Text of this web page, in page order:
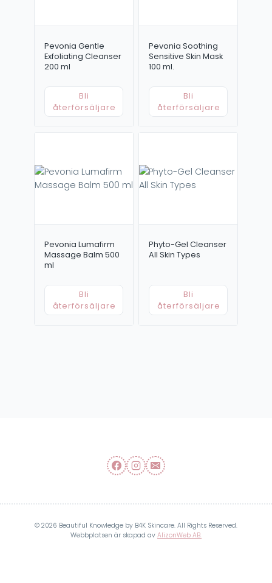
Pevonia Gentle
Exfoliating Cleanser
200 ml
Bli
återförsäljare
Pevonia Soothing
Sensitive Skin Mask
100 ml.
Bli
återförsäljare
Pevonia Lumafirm
Massage Balm 500
ml
Bli
återförsäljare
Phyto-Gel Cleanser
All Skin Types
Bli
återförsäljare
© 2026 Beautiful Knowledge by B4K Skincare. All Rights Reserved.
Webbplatsen är skapad av AlizonWeb AB.